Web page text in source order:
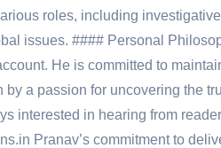
roles, including
issues. #### Personal
He is committed to
by a passion for uncovering the
interested in hearing from
Pranav’s commitment to